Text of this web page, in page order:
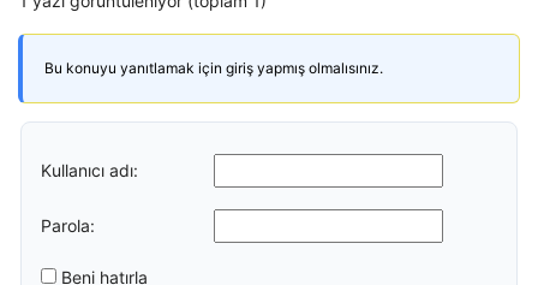
Bu konuyu yanıtlamak için giriş yapmış olmalısınız.
Kullanıcı adı:
Parola:
Beni hatırla